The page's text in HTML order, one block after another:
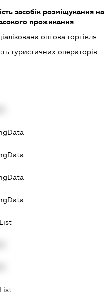
засобів розміщування на
проживання
оптова торгівля
туристичних операторів